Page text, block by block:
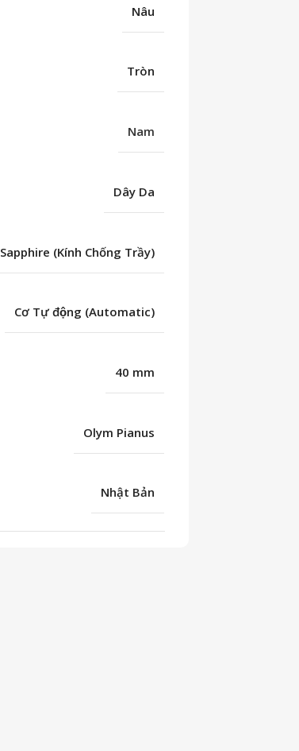
Nâu
Tròn
Nam
Dây Da
Sapphire (Kính Chống Trầy)
Cơ Tự động (Automatic)
40 mm
Olym Pianus
Nhật Bản